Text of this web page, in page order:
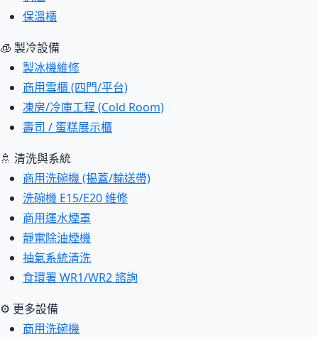
保溫櫃
🧊 製冷設備
製冰機維修
商用雪櫃 (四門/平台)
凍房/冷庫工程 (Cold Room)
壽司 / 蛋糕展示櫃
🚿 清洗與系統
商用洗碗機 (揭蓋/輸送帶)
洗碗機 E15/E20 維修
商用運水煙罩
靜電除油煙機
抽氣系統清洗
食環署 WR1/WR2 諮詢
⚙ 更多設備
商用洗碗機